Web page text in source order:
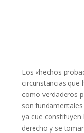
Los «hechos
circunstancias que
como verdaderos
son
ya que constituyen
derecho y se